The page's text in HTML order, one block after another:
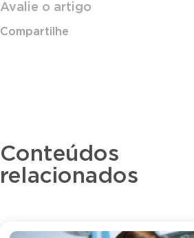
Avalie o artigo
Compartilhe
Conteúdos
relacionados